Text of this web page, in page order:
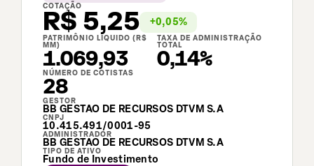
COTAÇÃO
R$ 5,25 +0,05%
PATRIMÔNIO LÍQUIDO (R$
MM)
1.069,93
TAXA DE ADMINISTRAÇÃO
TOTAL
0,14%
NÚMERO DE COTISTAS
28
GESTOR
BB GESTAO DE RECURSOS DTVM S.A
CNPJ
10.415.491/0001-95
ADMINISTRADOR
BB GESTAO DE RECURSOS DTVM S.A
TIPO DE ATIVO
Fundo de Investimento